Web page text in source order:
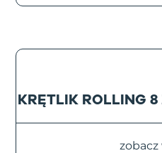
KRĘTLIK ROLLING
zobacz